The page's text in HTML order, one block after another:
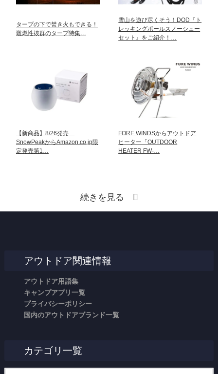
タープの下で焚き火もできる！
難燃性抜群のタープ特集…
雪山を遊び尽くそう！DOD『ト
レッキングポールスノーシュー
セット』をご紹介！…
【新商品】8/26発売
SnowPeakからAmazon.co.jp限
定発売第1…
FORE WINDSからアウトドア
ヒーター「OUTDOOR
HEATER FW-…
続きを見る
アウトドア関連情報
アウトドア用語集
キャンプアプリ一覧
プライバシーポリシー
国内のアウトドアブランド一覧
カテゴリ一覧